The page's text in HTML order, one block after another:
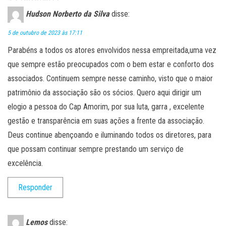
Hudson Norberto da Silva disse:
5 de outubro de 2023 às 17:11
Parabéns a todos os atores envolvidos nessa empreitada,uma vez
que sempre estão preocupados com o bem estar e conforto dos
associados. Continuem sempre nesse caminho, visto que o maior
patrimônio da associação são os sócios. Quero aqui dirigir um
elogio a pessoa do Cap Amorim, por sua luta, garra , excelente
gestão e transparência em suas ações a frente da associação.
Deus continue abençoando e iluminando todos os diretores, para
que possam continuar sempre prestando um serviço de
excelência.
Responder
Lemos disse: